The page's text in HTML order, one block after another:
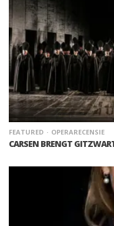
FEATURED OPERARECENSIE
CARSEN BRENGT